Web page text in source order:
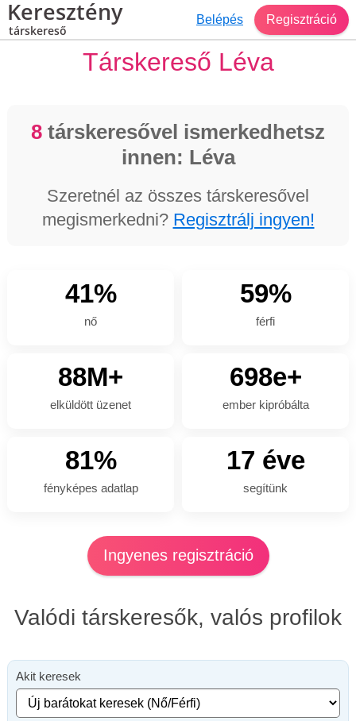
Keresztény
társkereső
Belépés Regisztráció
Társkereső Léva
8 társkeresővel ismerkedhetsz
innen: Léva
Szeretnél az összes társkeresővel
megismerkedni? Regisztrálj ingyen!
41%
nő
59%
férfi
88M+
elküldött üzenet
698e+
ember kipróbálta
81%
fényképes adatlap
17 éve
segítünk
Ingyenes regisztráció
Valódi társkeresők, valós profilok
Akit keresek